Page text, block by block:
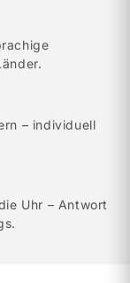
– individuell
Uhr – Antwort